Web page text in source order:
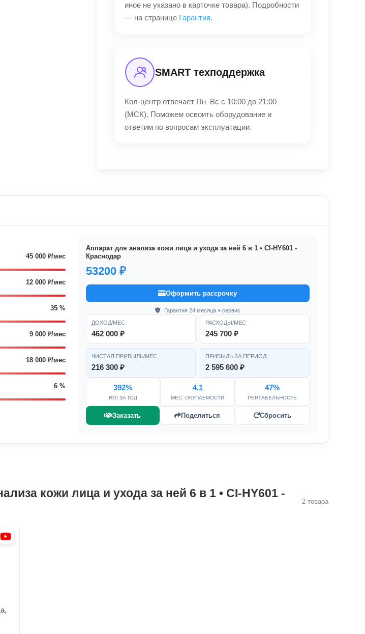
иное не указано в карточке товара). Подробности
— на странице Гарантия.
SMART техподдержка
Кол-центр отвечает Пн–Вс с 10:00 до 21:00
(МСК). Поможем освоить оборудование и
ответим по вопросам эксплуатации.
45 000₽/мес
12 000₽/мес
35%
9 000₽/мес
18 000₽/мес
6%
Аппарат для анализа кожи лица и ухода за ней 6 в 1 • CI-HY601 -
Краснодар
53200 ₽
Оформить рассрочку
Гарантия 24 месяца + сервис
ДОХОД/МЕС
462 000 ₽
РАСХОДЫ/МЕС
245 700 ₽
ЧИСТАЯ ПРИБЫЛЬ/МЕС
216 300 ₽
ПРИБЫЛЬ ЗА ПЕРИОД
2 595 600 ₽
392%
ROI ЗА ГОД
4.1
МЕС. ОКУПАЕМОСТИ
47%
РЕНТАБЕЛЬНОСТЬ
Заказать Поделиться Сбросить
кожи лица и ухода за ней 6 в 1 • CI-HY601 -
2 товара